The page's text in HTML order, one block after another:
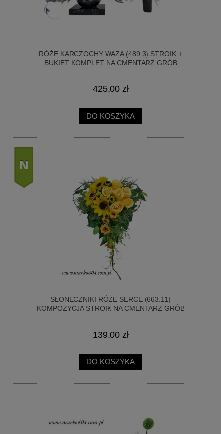
RÓŻE KARCZOCHY WAZA (489.3) STROIK +
BUKIET KOMPLET NA CMENTARZ GRÓB
425,00 zł
DO KOSZYKA
SŁONECZNIKI RÓŻE SERCE (663.11)
KOMPOZYCJA STROIK NA CMENTARZ GRÓB
139,00 zł
DO KOSZYKA